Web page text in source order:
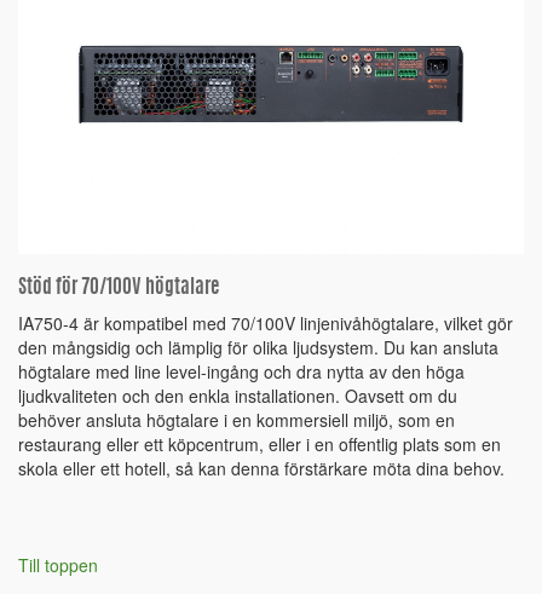
Stöd för 70/100V högtalare
IA750-4 är kompatibel med 70/100V linjenivåhögtalare, vilket gör
den mångsidig och lämplig för olika ljudsystem. Du kan ansluta
högtalare med line level-ingång och dra nytta av den höga
ljudkvaliteten och den enkla installationen. Oavsett om du
behöver ansluta högtalare i en kommersiell miljö, som en
restaurang eller ett köpcentrum, eller i en offentlig plats som en
skola eller ett hotell, så kan denna förstärkare möta dina behov.
Till toppen